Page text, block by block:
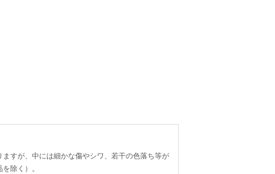
すが、中には細かな傷やシワ、若干の色落ち等が
除く）。